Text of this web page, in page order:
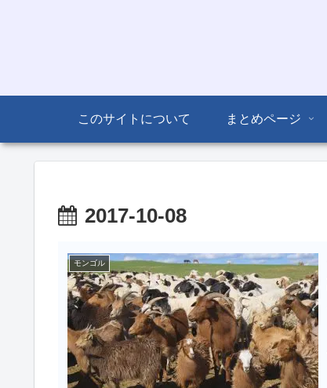
このサイトについて まとめページ
2017-10-08
モンゴル